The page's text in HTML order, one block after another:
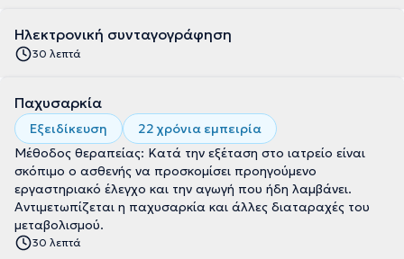
Ηλεκτρονική συνταγογράφηση
30 λεπτά
Παχυσαρκία
Εξειδίκευση
22 χρόνια εμπειρία
Μέθοδος θεραπείας: Κατά την εξέταση στο ιατρείο είναι
σκόπιμο ο ασθενής να προσκομίσει προηγούμενο
εργαστηριακό έλεγχο και την αγωγή που ήδη λαμβάνει.
Αντιμετωπίζεται η παχυσαρκία και άλλες διαταραχές του
μεταβολισμού.
30 λεπτά